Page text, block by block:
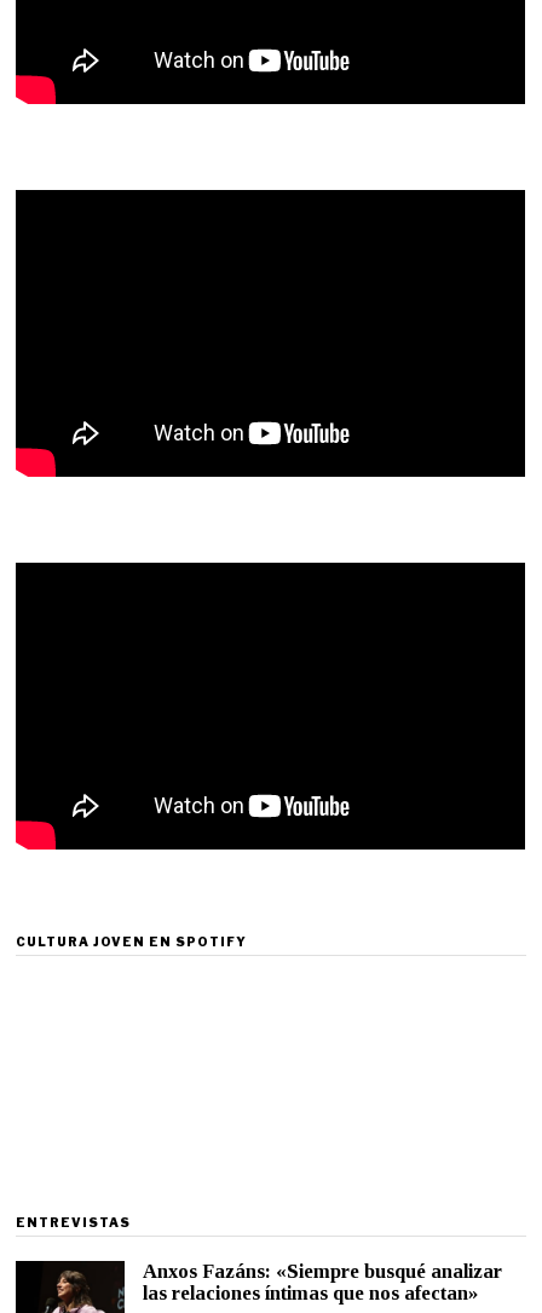
CULTURA JOVEN EN SPOTIFY
ENTREVISTAS
Anxos Fazáns: «Siempre busqué analizar
las relaciones íntimas que nos afectan»